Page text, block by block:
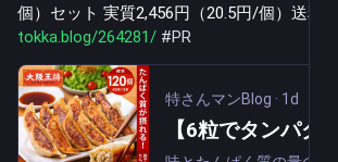
個）セット 実質2,456円（20.5円/個）送料
tokka.blog/264281/ #PR
特さんマンBlog · 1d